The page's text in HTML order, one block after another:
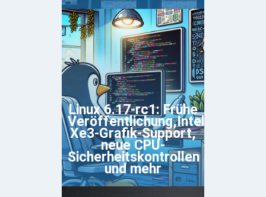
Linux 6.17-rc1: Frühe
Veröffentlichung,Intel
Xe3-Grafik-Support,
neue CPU-
Sicherheitskontrollen
und mehr